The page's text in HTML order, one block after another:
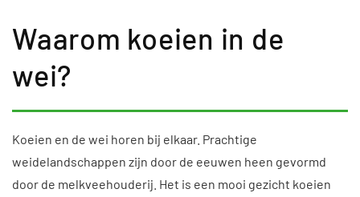
Waarom koeien in de
wei?
Koeien en de wei horen bij elkaar. Prachtige
weidelandschappen zijn door de eeuwen heen gevormd
door de melkveehouderij. Het is een mooi gezicht koeien